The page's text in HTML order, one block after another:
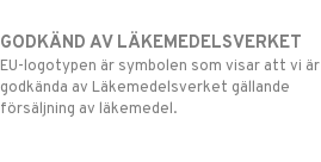
GODKÄND AV LÄKEMEDELSVERKET
EU-logotypen är symbolen som visar att vi är
godkända av Läkemedelsverket gällande
försäljning av läkemedel.